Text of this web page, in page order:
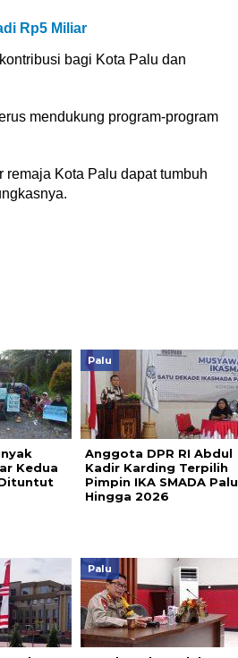
Rp5 Miliar
bagi Kota Palu dan
mendukung program-program
remaja Kota Palu dapat tumbuh
Kedua
Palu
Anggota DPR RI Abdul
Kadir Karding Terpilih
Pimpin IKA SMADA Palu
Hingga 2026
Palu